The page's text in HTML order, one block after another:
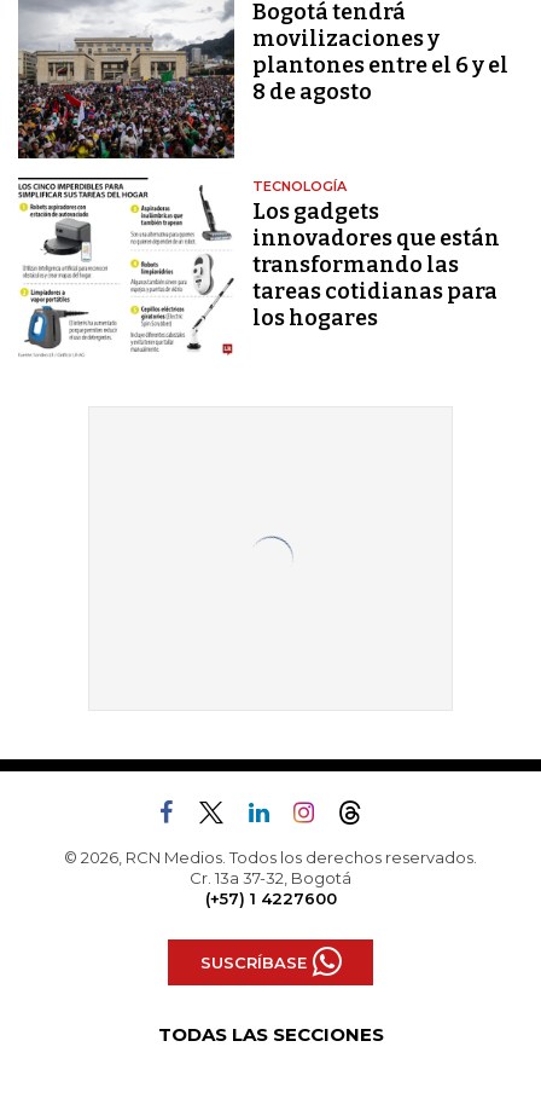
Bogotá tendrá
movilizaciones y
plantones entre el 6 y el
8 de agosto
TECNOLOGÍA
Los gadgets
innovadores que están
transformando las
tareas cotidianas para
los hogares
© 2026, RCN Medios. Todos los derechos reservados.
Cr. 13a 37-32, Bogotá
(+57) 1 4227600
SUSCRÍBASE
TODAS LAS SECCIONES